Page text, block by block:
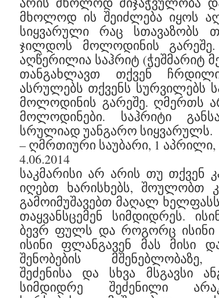
მხოლოდ ის შეიძლება იყოს
სიყვარული რაც სთავაზობს
ჯილდოს მოლოდინის გარეშე.
აღწერილია საჰრიტ (ჭეშმარიტ
თანგახლავთ თქვენ
ასრულებს თქვენს სურვილებს
მოლოდინის გარეშე. ღმერთს
მოლოდინები. საჰრიტი
სრულიად უანგარო სიყვარულს.
– ღმრთიური საუბარი, 1 აპრილი,
4.06.2014
საკმარისი არ არის თუ თქვენ
იღებთ ხარისხებს, შოულობთ
გამოიმუშავებთ მაღალ
თაყვანსცემენ სიმდიდრეს.
ბევრ ფულს და როგორც ისინი
ისინი ფლანგავენ მას მისი
შენობების
შეძენისა და სხვა მსგავსი
სიმდიდრე შეძენილი